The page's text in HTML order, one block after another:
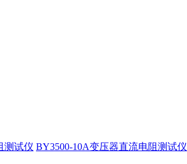
测试仪 BY3500-10A变压器直流电阻测试仪